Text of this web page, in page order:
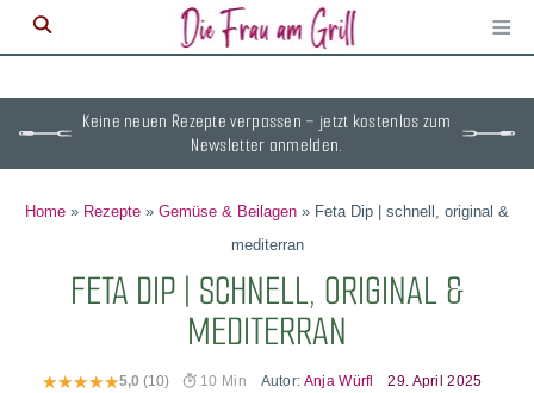
≡
Keine neuen Rezepte verpassen – jetzt kostenlos zum
Newsletter anmelden.
Home » Rezepte » Gemüse & Beilagen » Feta Dip | schnell, original &
mediterran
FETA DIP | SCHNELL, ORIGINAL &
MEDITERRAN
5,0 (10) 10 Min Autor: Anja Würfl
29. April 2025